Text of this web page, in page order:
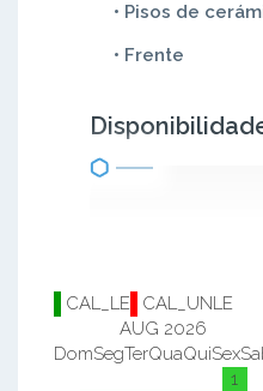
• Pisos de
• Frente
CAL_LE
CAL_UNLE
AUG 2026
DomSegTerQuaQuiSex
1